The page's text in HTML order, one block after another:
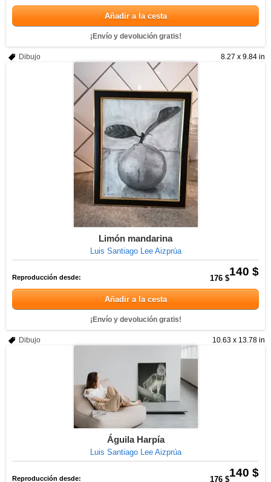
Añadir a la cesta
¡Envío y devolución gratis!
8.27 x 9.84 in
Dibujo
Limón mandarina
Luis Santiago Lee Aizprúa
140 $
Reproducción desde: 176 $
Añadir a la cesta
¡Envío y devolución gratis!
10.63 x 13.78 in
Dibujo
Águila Harpía
Luis Santiago Lee Aizprúa
140 $
Reproducción desde: 176 $